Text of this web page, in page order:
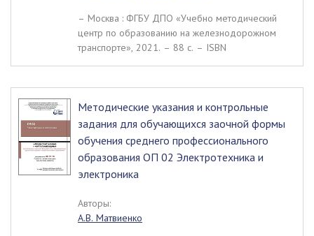
– Москва : ФГБУ ДПО «Учебно методический
центр по образованию на железнодорожном
транспорте», 2021. – 88 c. – ISBN
Методические указания и контрольные
задания для обучающихся заочной формы
обучения среднего профессионального
образования ОП 02 Электротехника и
электроника
Авторы:
А.В. Матвиенко